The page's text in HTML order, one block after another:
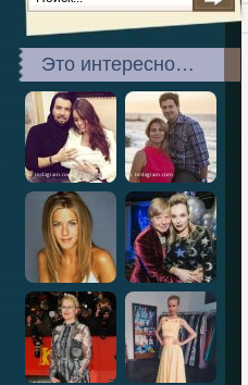
Это интересно…